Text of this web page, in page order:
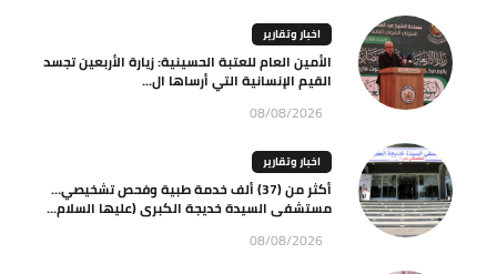
اخبار وتقارير
الأمين العام للعتبة الحسينية: زيارة الأربعين تجسد
القيم الإنسانية التي أرساها ال...
08/08/2026
اخبار وتقارير
أكثر من (37) ألف خدمة طبية وفحص تشخيصي…
مستشفى السيدة خديجة الكبرى (عليها السلام...
08/08/2026